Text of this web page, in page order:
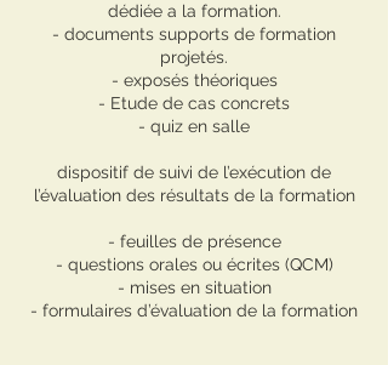
dédiée a la formation.
- documents supports de formation
projetés.
- exposés théoriques
- Etude de cas concrets
- quiz en salle
dispositif de suivi de l’exécution de
l’évaluation des résultats de la formation
- feuilles de présence
- questions orales ou écrites (QCM)
- mises en situation
- formulaires d’évaluation de la formation